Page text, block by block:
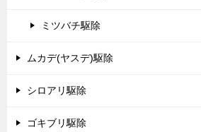
ミツバチ駆除
ムカデ(ヤスデ)駆除
シロアリ駆除
ゴキブリ駆除